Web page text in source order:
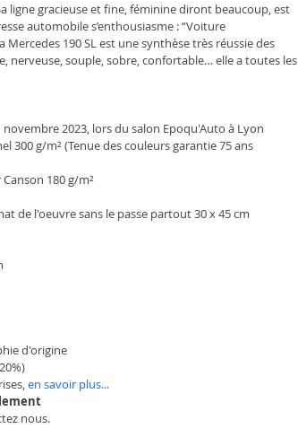
ligne gracieuse et fine, féminine diront beaucoup, est
automobile s’enthousiasme : “Voiture
190 SL est une synthèse très réussie des
nerveuse, souple, sobre, confortable… elle a toutes les
2023, lors du salon Epoqu'Auto à Lyon
300 g/m² (Tenue des couleurs garantie 75 ans
180 g/m²
de l'oeuvre sans le passe partout 30 x 45 cm
d'origine
en savoir plus...
nous.